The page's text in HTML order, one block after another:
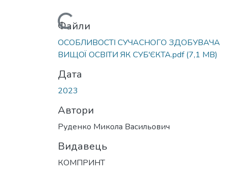
Вантажиться...
Файли
ОСОБЛИВОСТІ СУЧАСНОГО ЗДОБУВАЧА
ВИЩОЇ ОСВІТИ ЯК СУБ'ЄКТА.pdf(7,1 MB)
Дата
2023
Автори
Руденко Микола Васильович
Видавець
КОМПРИНТ